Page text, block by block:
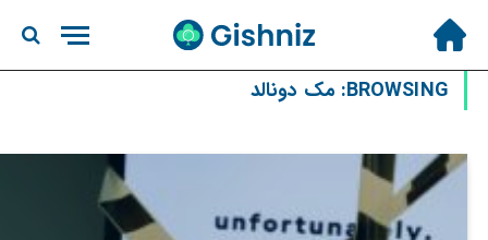
BROWSING: مک دونالد